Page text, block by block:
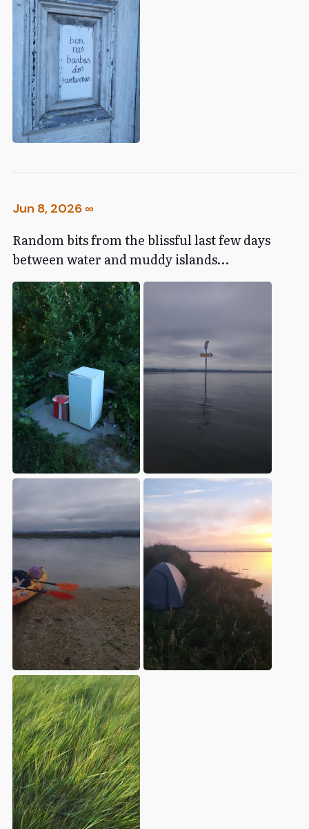
Jun 8, 2026∞
Random bits from the blissful last few days
between water and muddy islands…